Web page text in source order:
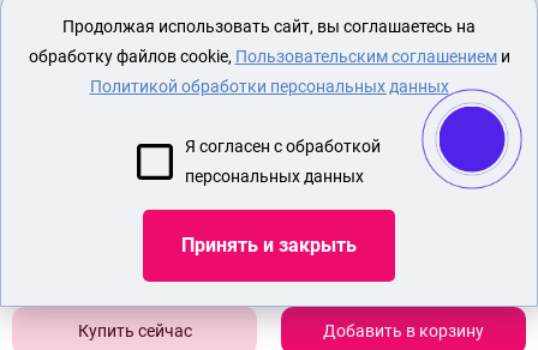
Добавить в корзину
О МАГАЗИНЕ
ОПЛАТА И ДОСТАВКА
ЭРОТИЧЕСКОЕ БЕЛЬЕ
Продолжая использовать сайт, вы соглашаетесь на
обработку файлов cookie, Пользовательским соглашениеми
Политикой обработки персональных данных
Я согласен с обработкой
персональных данных
Принять и закрыть